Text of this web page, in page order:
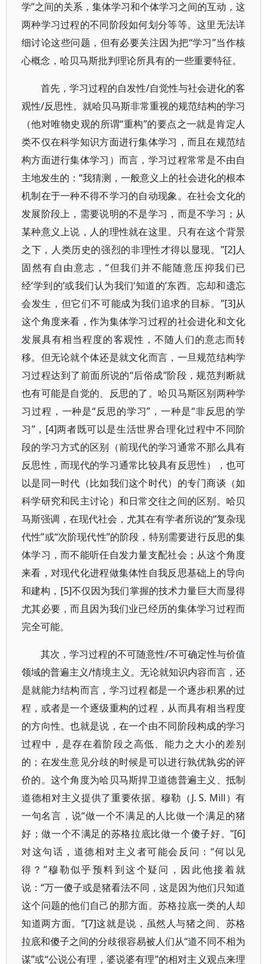
学”之间的关系，集体学习和个体学习之间的互动，这
两种学习过程的不同阶段如何划分等等。这里无法详
细讨论这些问题，但有必要关注因为把“学习”当作核
心概念，哈贝马斯批判理论所具有的一些重要特征。
首先，学习过程的自发性/自觉性与社会进化的客
观性/反思性。就哈贝马斯非常重视的规范结构的学习
（他对唯物史观的所谓“重构”的要点之一就是肯定人
类不仅在科学知识方面进行集体学习，而且在规范结
构方面进行集体学习）而言，学习过程常常是不由自
主地发生的：“我猜测，一般意义上的社会进化的根本
机制在于一种不得不学习的自动现象。在社会文化的
发展阶段上，需要说明的不是学习，而是不学习；从
某种意义上说，人的理性就在这里。只有在这个背景
之下，人类历史的强烈的非理性才得以显现。”[2]人
固然有自由意志，“但我们并不能随意压抑我们已
经‘学到的’或我们认为我们‘知道的’东西。忘却和遗忘
会发生，但它们不可能成为我们追求的目标。”[3]从
这个角度来看，作为集体学习过程的社会进化和文化
发展具有相当程度的客观性，不随人们的意志而转
移。但无论就个体还是就文化而言，一旦规范结构学
习过程达到了前面所说的“后俗成”阶段，规范判断就
也有可能是自觉的、反思的了。哈贝马斯区别两种学
习过程，一种是“反思的学习”，一种是“非反思的学
习”，[4]两者既可以是生活世界合理化过程中不同阶
段的学习方式的区别（前现代的学习通常不那么具有
反思性，而现代的学习通常比较具有反思性），也可
以是同一时代（比如我们这个时代）的专门商谈（如
科学研究和民主讨论）和日常交往之间的区别。哈贝
马斯强调，在现代社会，尤其在有学者所说的“复杂现
代性”或“次阶现代性”的阶段，特别需要进行反思的集
体学习，而不能听任自发力量支配社会；从这个角度
来看，对现代化进程做集体性自我反思基础上的导向
和建构，[5]不仅因为我们掌握的技术力量巨大而显得
尤其必要，而且因为我们业已经历的集体学习过程而
完全可能。
其次，学习过程的不可随意性/不可确定性与价值
领域的普遍主义/情境主义。无论就知识内容而言，还
是就能力结构而言，学习过程都是一个逐步积累的过
程，或者是一个逐级重构的过程，从而具有相当程度
的方向性。也就是说，在一个由不同阶段构成的学习
过程中，是存在着阶段之高低、能力之大小的差别
的；在发生意见分歧的时候是可以进行孰优孰劣的评
价的。这个角度为哈贝马斯捍卫道德普遍主义、抵制
道德相对主义提供了重要依据。穆勒（J. S. Mill）有
一句名言，说“做一个不满足的人比做一个满足的猪
好；做一个不满足的苏格拉底比做一个傻子好。”[6]
对这句话，道德相对主义者可能会反问：“何以见
得？”穆勒似乎预料到这个疑问，因此他接着就
说：“万一傻子或是猪看法不同，这是因为他们只知道
这个问题的他们自己的那方面。苏格拉底一类的人却
知道两方面。”[7]这就是说，虽然人与猪之间、苏格
拉底和傻子之间的分歧很容易被人们从“道不同不相为
谋”或“公说公有理，婆说婆有理”的相对主义观点来理